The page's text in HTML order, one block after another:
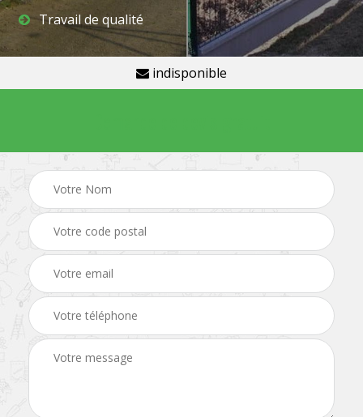
Travail de qualité
indisponible